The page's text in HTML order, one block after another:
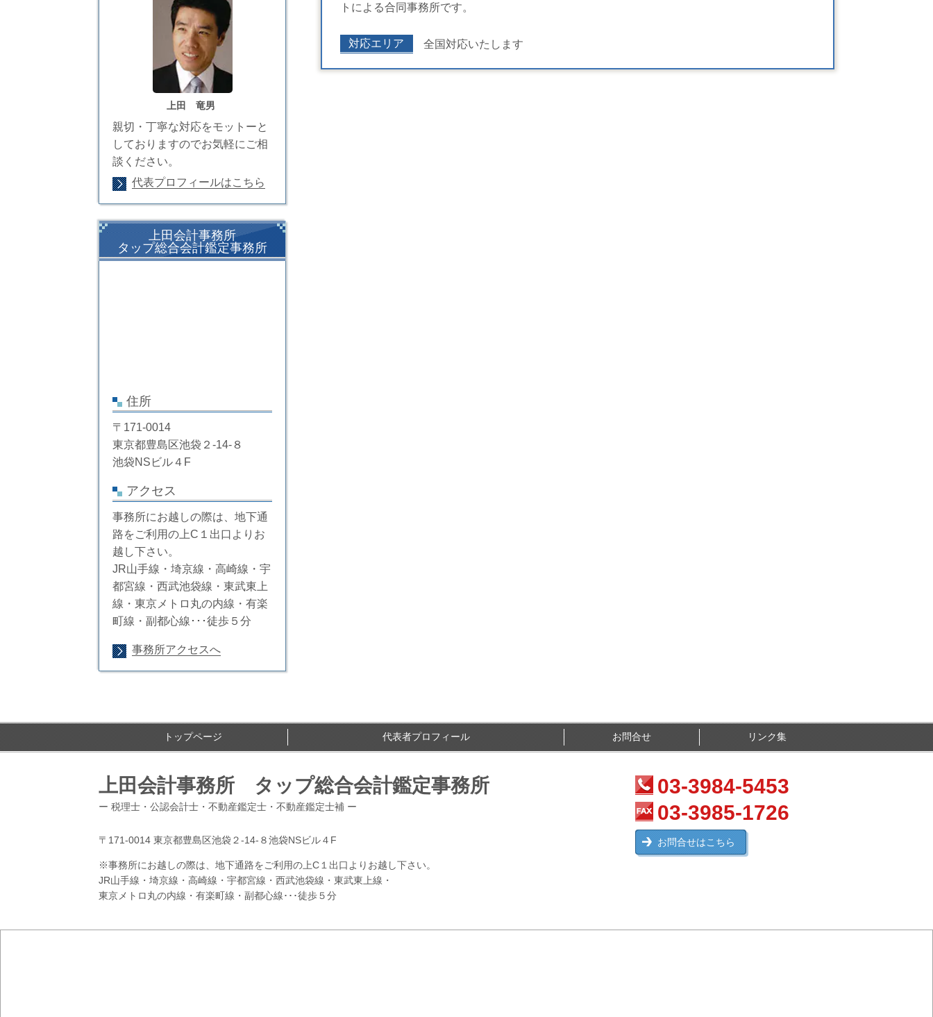
トによる合同事務所です。
対応エリア 全国対応いたします
上田 竜男
親切・丁寧な対応をモットーと
しておりますのでお気軽にご相
談ください。
代表プロフィールはこちら
上田会計事務所
タップ総合会計鑑定事務所
住所
〒171-0014
東京都豊島区池袋２-14-８
池袋NSビル４F
アクセス
事務所にお越しの際は、地下通
路をご利用の上C１出口よりお
越し下さい。
JR山手線・埼京線・高崎線・宇
都宮線・西武池袋線・東武東上
線・東京メトロ丸の内線・有楽
町線・副都心線･･･徒歩５分
事務所アクセスへ
トップページ 代表者プロフィール お問合せ リンク集
上田会計事務所 タップ総合会計鑑定事務所
ー 税理士・公認会計士・不動産鑑定士・不動産鑑定士補 ー
〒171-0014 東京都豊島区池袋２-14-８池袋NSビル４F
※事務所にお越しの際は、地下通路をご利用の上C１出口よりお越し下さい。
JR山手線・埼京線・高崎線・宇都宮線・西武池袋線・東武東上線・
東京メトロ丸の内線・有楽町線・副都心線･･･徒歩５分
03-3984-5453
03-3985-1726
お問合せはこちら